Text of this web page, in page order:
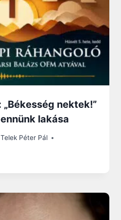
nektek!”
lakása
Péter Pál